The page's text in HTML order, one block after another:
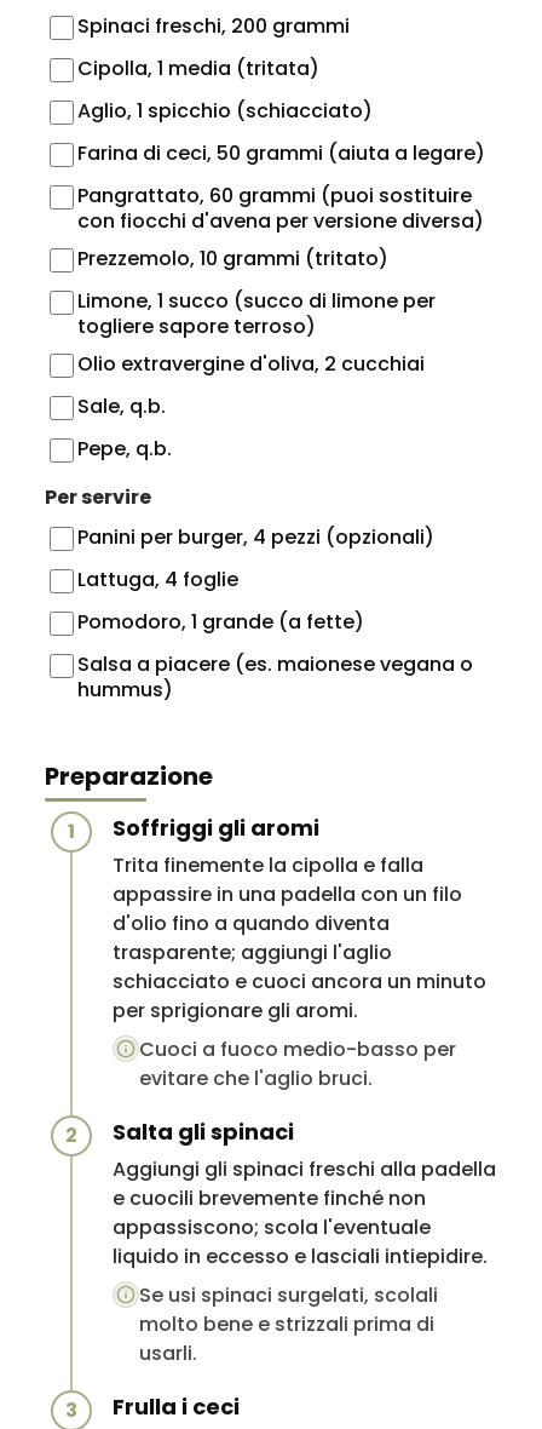
Spinaci freschi, 200 grammi
Cipolla, 1 media (tritata)
Aglio, 1 spicchio (schiacciato)
Farina di ceci, 50 grammi (aiuta a legare)
Pangrattato, 60 grammi (puoi sostituire
con fiocchi d'avena per versione diversa)
Prezzemolo, 10 grammi (tritato)
Limone, 1 succo (succo di limone per
togliere sapore terroso)
Olio extravergine d'oliva, 2 cucchiai
Sale, q.b.
Pepe, q.b.
Per servire
Panini per burger, 4 pezzi (opzionali)
Lattuga, 4 foglie
Pomodoro, 1 grande (a fette)
Salsa a piacere (es. maionese vegana o
hummus)
Preparazione
1 Soffriggi gli aromi
Trita finemente la cipolla e falla
appassire in una padella con un filo
d'olio fino a quando diventa
trasparente; aggiungi l'aglio
schiacciato e cuoci ancora un minuto
per sprigionare gli aromi.
Cuoci a fuoco medio-basso per
evitare che l'aglio bruci.
2 Salta gli spinaci
Aggiungi gli spinaci freschi alla padella
e cuocili brevemente finché non
appassiscono; scola l'eventuale
liquido in eccesso e lasciali intiepidire.
Se usi spinaci surgelati, scolali
molto bene e strizzali prima di
usarli.
3 Frulla i ceci